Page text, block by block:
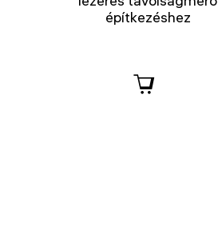
építkezéshez